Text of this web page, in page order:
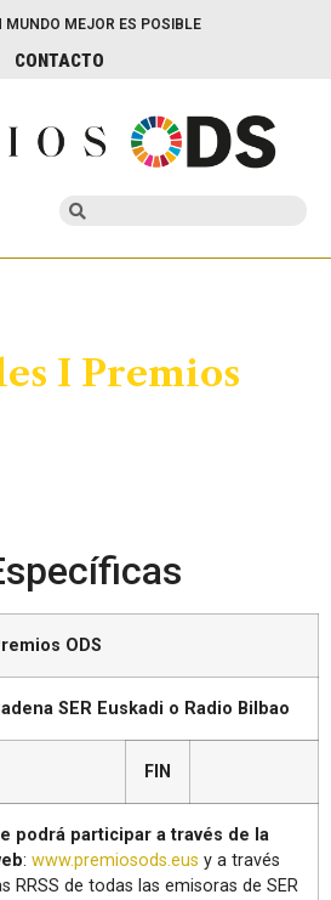
MUNDO MEJOR ES POSIBLE
CONTACTO
I Premios
ODS
SER Euskadi o Radio Bilbao
FIN
podrá participar a través de la
: www.premiosods.eus y a través
RRSS de todas las emisoras de SER